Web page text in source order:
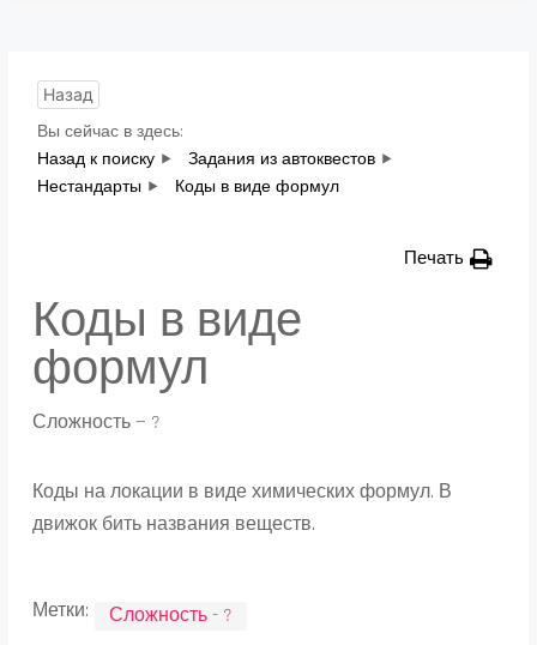
Назад
Вы сейчас в здесь:
Назад к поиску
Задания из автоквестов
Нестандарты
Коды в виде формул
Печать
Коды в виде
формул
Сложность — ?
Коды на локации в виде химических формул. В
движок бить названия веществ.
Метки: Сложность - ?